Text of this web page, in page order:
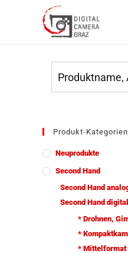
Produkt-Kategorien
Neuprodukte
Second Hand
Second Hand
Second Hand digital
* Drohnen,
*
* Mittelformat